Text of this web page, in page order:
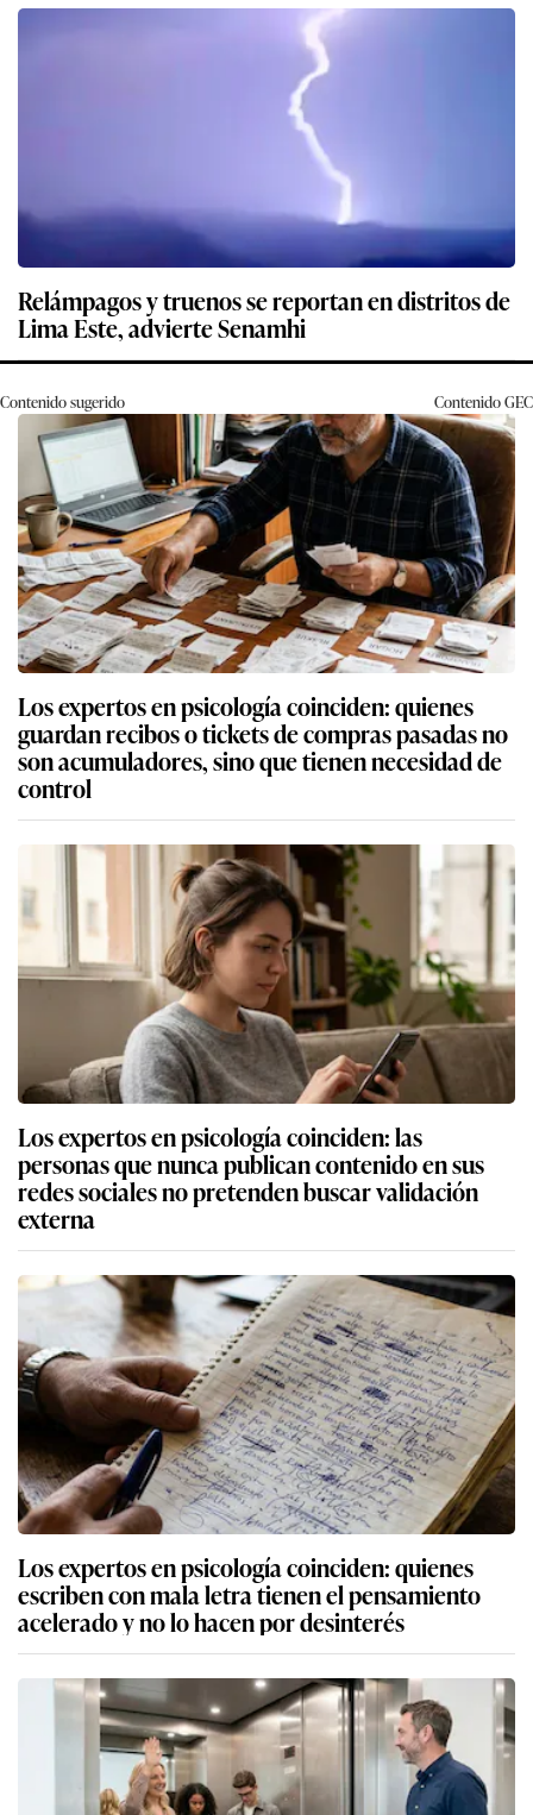
Relámpagos y truenos se reportan en distritos de
Lima Este, advierte Senamhi
Contenido sugerido ContenidoGEC
Los expertos en psicología coinciden: quienes
guardan recibos o tickets de compras pasadas no
son acumuladores, sino que tienen necesidad de
control
Los expertos en psicología coinciden: las
personas que nunca publican contenido en sus
redes sociales no pretenden buscar validación
externa
Los expertos en psicología coinciden: quienes
escriben con mala letra tienen el pensamiento
acelerado y no lo hacen por desinterés